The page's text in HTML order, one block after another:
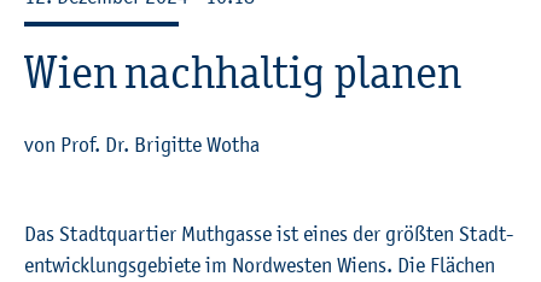
Wien nach­hal­tig pla­nen
von Prof. Dr. Bri­git­te Wotha
Das Stadt­quar­tier Muth­gas­se ist eines der grö­ß­ten Stadt­
ent­wick­lungs­ge­bie­te im Nord­wes­ten Wiens. Die Flä­chen
©Fach­hoch­schu­le Kiel